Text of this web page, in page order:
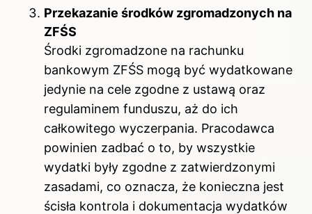
Przekazanie środków zgromadzonych na
ZFŚS
Środki zgromadzone na rachunku
bankowym ZFŚS mogą być wydatkowane
jedynie na cele zgodne z ustawą oraz
regulaminem funduszu, aż do ich
całkowitego wyczerpania. Pracodawca
powinien zadbać o to, by wszystkie
wydatki były zgodne z zatwierdzonymi
zasadami, co oznacza, że konieczna jest
ścisła kontrola i dokumentacja wydatków